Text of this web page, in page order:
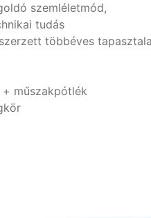
szemléletmód,
tudás
többéves
műszakpótlék